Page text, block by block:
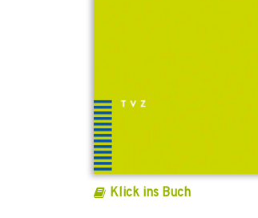
Klick ins Buch